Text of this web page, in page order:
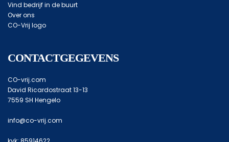
Vind bedrijf in de buurt
Over ons
CO-Vrij logo
CONTACTGEGEVENS
CO-vrij.com
David Ricardostraat 13-13
7559 SH Hengelo
info@co-vrij.com